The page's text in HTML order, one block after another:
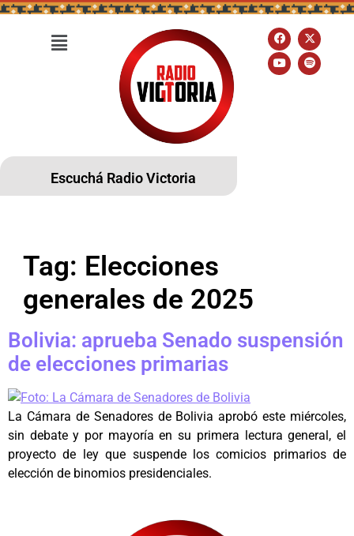
Escuchá Radio Victoria
Tag: Elecciones
generales de 2025
Bolivia: aprueba Senado suspensión
de elecciones primarias
La Cámara de Senadores de Bolivia aprobó este miércoles,
sin debate y por mayoría en su primera lectura general, el
proyecto de ley que suspende los comicios primarios de
elección de binomios presidenciales.